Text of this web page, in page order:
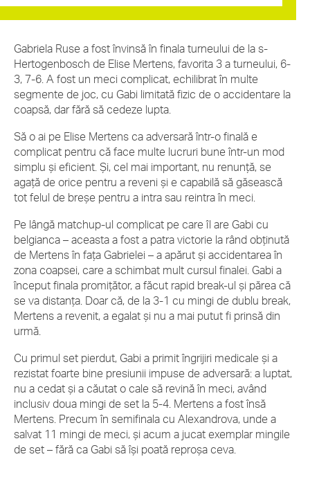
Gabriela Ruse a fost învinsă în finala turneului de la s-
Hertogenbosch de Elise Mertens, favorita 3 a turneului, 6-
3, 7-6. A fost un meci complicat, echilibrat în multe
segmente de joc, cu Gabi limitată fizic de o accidentare la
coapsă, dar fără să cedeze lupta.
Să o ai pe Elise Mertens ca adversară într-o finală e
complicat pentru că face multe lucruri bune într-un mod
simplu și eficient. Și, cel mai important, nu renunță, se
agață de orice pentru a reveni și e capabilă să găsească
tot felul de breșe pentru a intra sau reintra în meci.
Pe lângă matchup-ul complicat pe care îl are Gabi cu
belgianca – aceasta a fost a patra victorie la rând obținută
de Mertens în fața Gabrielei – a apărut și accidentarea în
zona coapsei, care a schimbat mult cursul finalei. Gabi a
început finala promițător, a făcut rapid break-ul și părea că
se va distanța. Doar că, de la 3-1 cu mingi de dublu break,
Mertens a revenit, a egalat și nu a mai putut fi prinsă din
urmă.
Cu primul set pierdut, Gabi a primit îngrijiri medicale și a
rezistat foarte bine presiunii impuse de adversară: a luptat,
nu a cedat și a căutat o cale să revină în meci, având
inclusiv doua mingi de set la 5-4. Mertens a fost însă
Mertens. Precum în semifinala cu Alexandrova, unde a
salvat 11 mingi de meci, și acum a jucat exemplar mingile
de set – fără ca Gabi să își poată reproșa ceva.